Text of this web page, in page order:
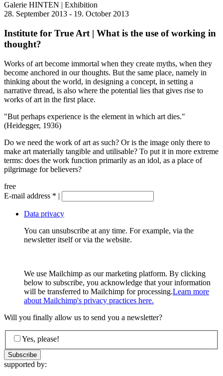
Galerie HINTEN | Exhibition
28. September 2013 - 19. October 2013
Institute for True Art | What is the use of working in
thought?
Works of art become immortal when they create myths, when they
become anchored in our thoughts. But the same place, namely in
thinking about the world, in designing a concept, in setting a
narrative thread, is also where the potential lies that gives rise to
works of art in the first place.
"But perhaps experience is the element in which art dies."
(Heidegger, 1936)
Do we need the work of art as such? Or is the image only there to
make art materially tangible and utilisable? To put it in more extreme
terms: does the work function primarily as an idol, as a place of
pilgrimage for believers?
free
E-mail address * |
Data privacy
You can unsubscribe at any time. For example, via the
newsletter itself or via the website.
We use Mailchimp as our marketing platform. By clicking
below to subscribe, you acknowledge that your information
will be transferred to Mailchimp for processing.Learn more
about Mailchimp's privacy practices here.
Will you finally allow us to send you a newsletter?
Yes, please!
supported by: